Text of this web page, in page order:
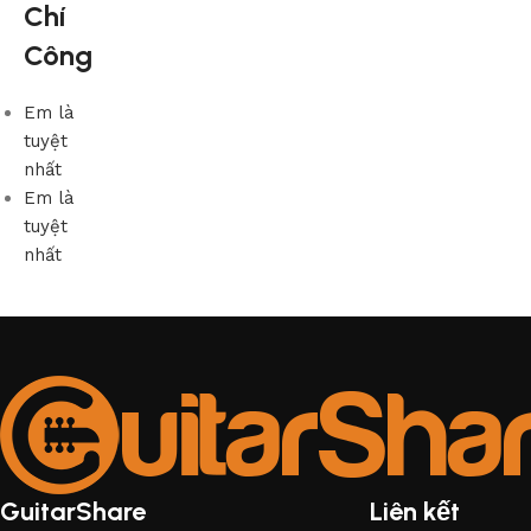
Chí
Công
Em là
tuyệt
nhất
Em là
tuyệt
nhất
GuitarShare Liên kết